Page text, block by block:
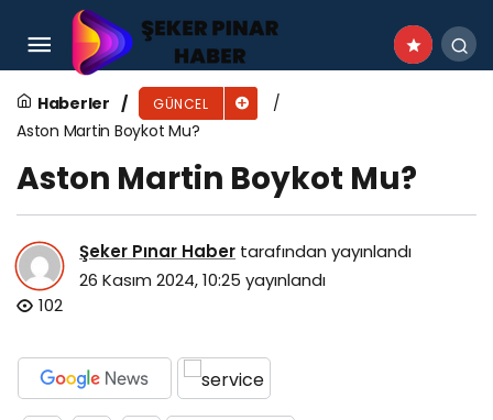
Haberler GÜNCEL
Aston Martin Boykot Mu?
Aston Martin Boykot Mu?
Şeker Pınar Haber tarafından yayınlandı
26 Kasım 2024, 10:25 yayınlandı
102
Pantene Boykot Mu?